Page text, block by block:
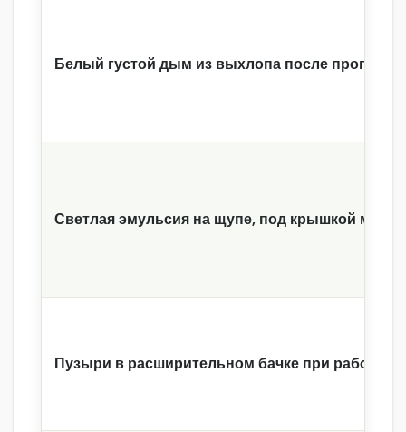
Белый густой дым из выхлопа после прогрева
Светлая эмульсия на щупе, под крышкой
Пузыри в расширительном бачке при работе